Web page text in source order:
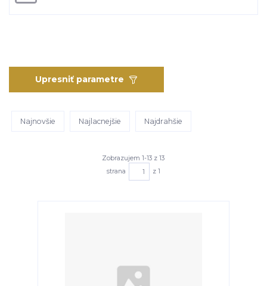
Upresniť parametre
Najnovšie Najlacnejšie Najdrahšie
Zobrazujem 1-13 z 13
strana
z 1